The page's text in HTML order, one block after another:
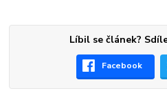
Líbil se článek?
Facebook